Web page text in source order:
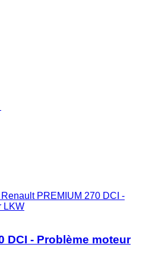
Renault PREMIUM 270 DCI -
LKW
DCI - Problème moteur